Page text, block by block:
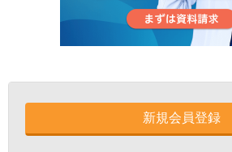
新規会員登録